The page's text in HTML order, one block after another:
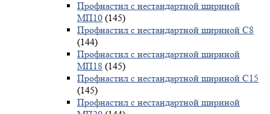
Профнастил с нестандартной шириной
МП10 (145)
Профнастил с нестандартной шириной С8
(144)
Профнастил с нестандартной шириной
МП18 (145)
Профнастил с нестандартной шириной С15
(145)
Профнастил с нестандартной шириной